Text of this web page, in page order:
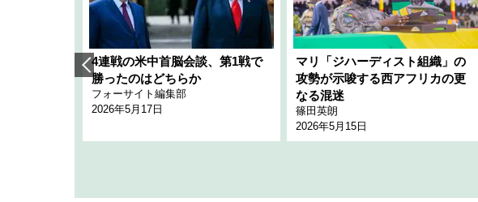
4連戦の米中首脳会談、第1戦で
勝ったのはどちらか
フォーサイト編集部
2026年5月17日
マリ「ジハーディスト組織」の
攻勢が示唆する西アフリカの更
なる混迷
篠田英朗
2026年5月15日